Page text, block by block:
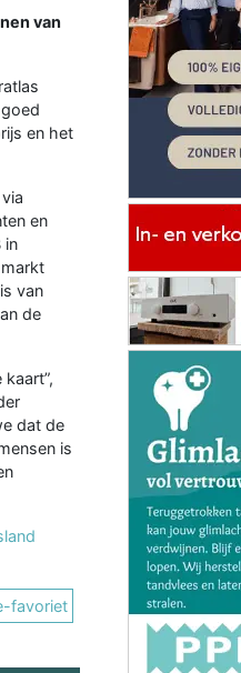
van
en het
en
in
van
de
dat de
is
favoriet